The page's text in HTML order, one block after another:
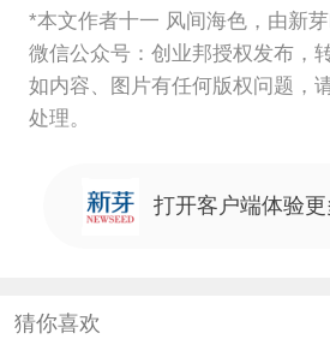
*本文作者十一 风间海色，由新
微信公众号：创业邦授权发布，
如内容、图片有任何版权问题，
处理。
打开客户端体验
猜你喜欢